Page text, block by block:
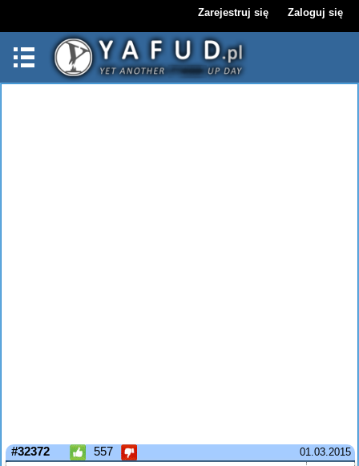
Zarejestruj się Zaloguj się
01.03.2015
#32372 557